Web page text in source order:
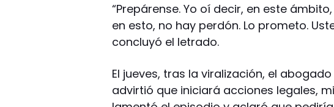
“Prepárense. Yo oí decir, en este
en esto, no hay perdón. Lo prometo.
concluyó el letrado.
El jueves, tras la viralización, el
advirtió que iniciará acciones legales,